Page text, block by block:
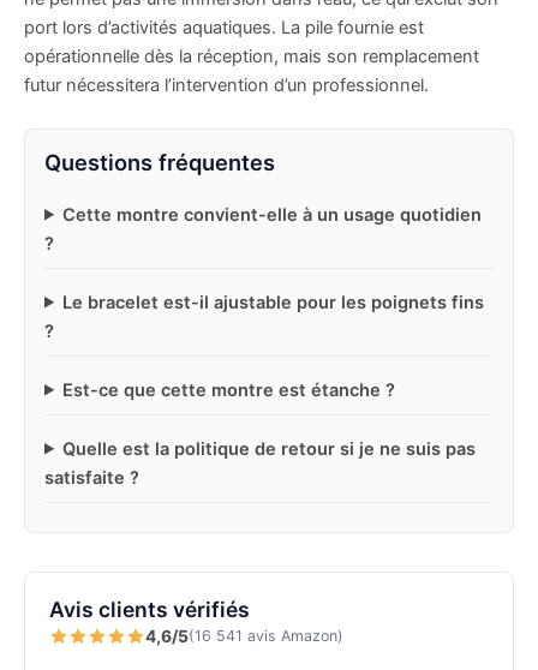
port lors d’activités aquatiques. La pile fournie est
opérationnelle dès la réception, mais son remplacement
futur nécessitera l’intervention d’un professionnel.
Questions fréquentes
Cette montre convient-elle à un usage quotidien
?
Le bracelet est-il ajustable pour les poignets fins
?
Est-ce que cette montre est étanche ?
Quelle est la politique de retour si je ne suis pas
satisfaite ?
Avis clients vérifiés
4,6/5(16 541 avis Amazon)